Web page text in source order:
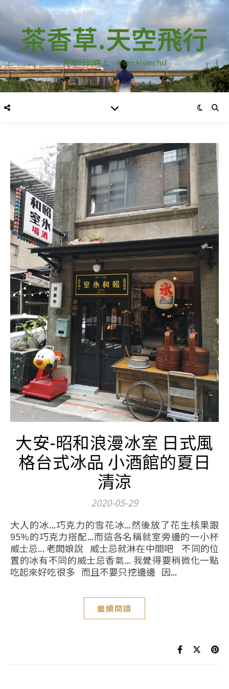
茶香草.天空飛行
在旅行的路上…from Hsinchu
大安-昭和浪漫冰室 日式風
格台式冰品 小酒館的夏日
清涼
2020-05-29
大人的冰...巧克力的雪花冰...然後放了花生核果跟
95%的巧克力搭配...而這各名稱就室旁邊的一小杯
威士忌... 老闆娘說 威士忌就淋在中間吧 不同的位
置的冰有不同的威士忌香氣... 我覺得要稍微化一點
吃起來好吃很多 而且不要只挖邊邊 因...
繼續閱讀